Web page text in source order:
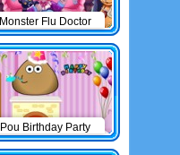
Monster Flu Doctor
Pou Birthday Party